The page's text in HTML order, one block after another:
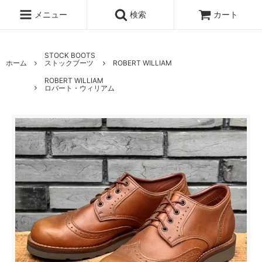
メニュー 検索 カート
ホーム
STOCK BOOTS
ストックブーツ
ROBERT WILLIAM
ROBERT WILLIAM
ロバート・ウィリアム